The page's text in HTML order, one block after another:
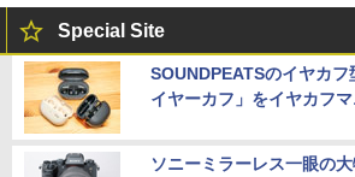
Special Site
SOUNDPEATSのイヤカ
イヤーカフ」をイヤカフ
ソニーミラーレス一眼の